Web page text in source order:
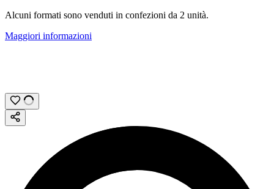
Alcuni formati sono venduti in confezioni da 2 unità.
Maggiori informazioni